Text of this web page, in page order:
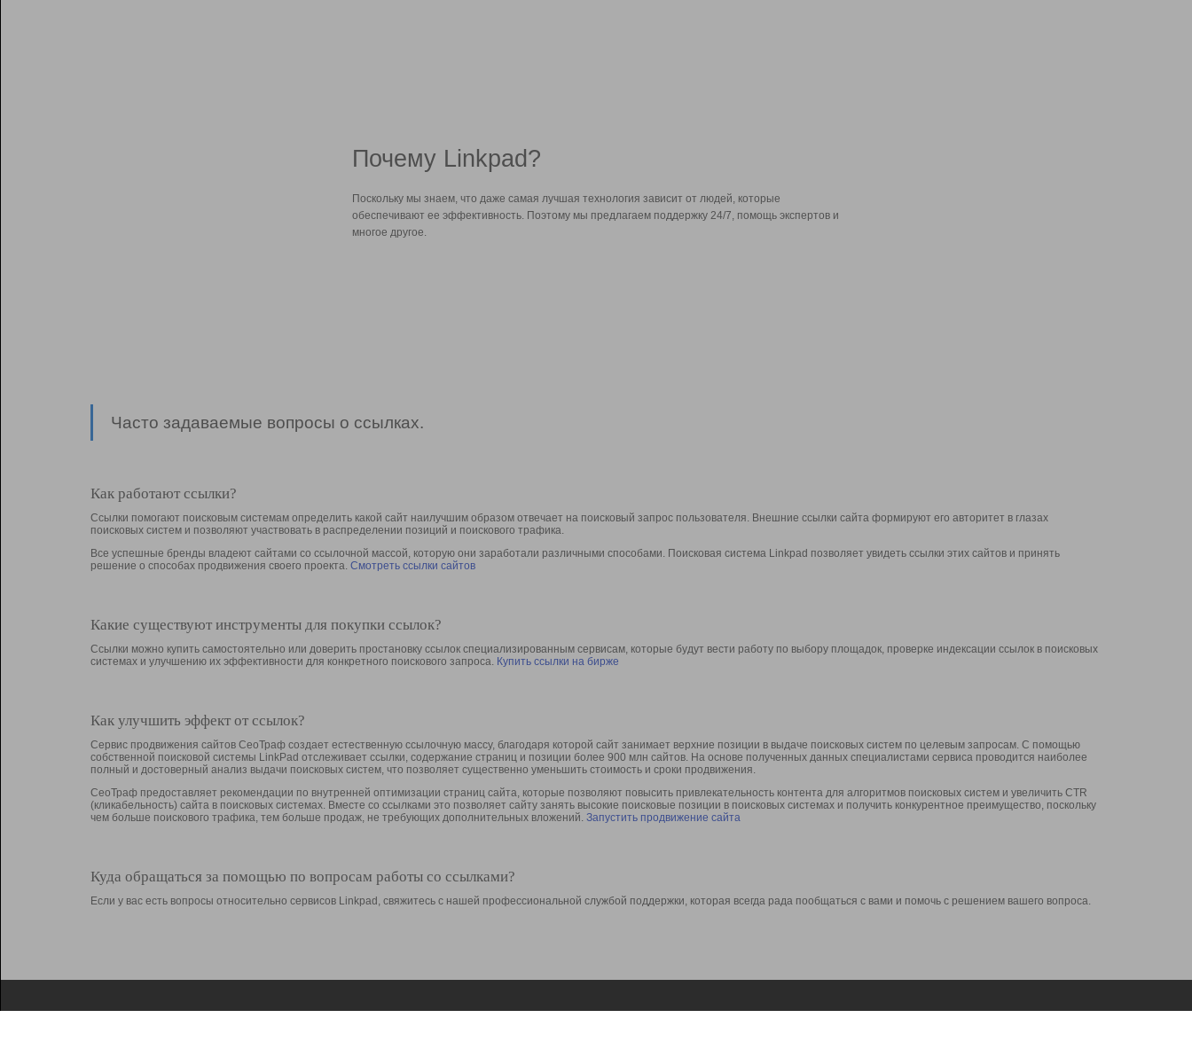
Почему Linkpad?
Поскольку мы знаем, что даже самая лучшая технология зависит от людей, которые
обеспечивают ее эффективность. Поэтому мы предлагаем поддержку 24/7, помощь экспертов и
многое другое.
Часто задаваемые вопросы о ссылках.
Как работают ссылки?
Ссылки помогают поисковым системам определить какой сайт наилучшим образом отвечает на поисковый запрос пользователя. Внешние ссылки сайта формируют его авторитет в глазах
поисковых систем и позволяют участвовать в раcпределении позиций и поискового трафика.
Все успешные бренды владеют сайтами со ссылочной массой, которую они заработали различными способами. Поисковая система Linkpad позволяет увидеть ссылки этих сайтов и принять
решение о способах продвижения своего проекта. Смотреть ссылки сайтов
Какие существуют инструменты для покупки ссылок?
Ссылки можно купить самостоятельно или доверить простановку ссылок специализированным сервисам, которые будут вести работу по выбору площадок, проверке индексации ссылок в поисковых
системах и улучшению их эффективности для конкретного поискового запроса. Купить ссылки на бирже
Как улучшить эффект от ссылок?
Сервис продвижения сайтов СеоТраф создает естественную ссылочную массу, благодаря которой сайт занимает верхние позиции в выдаче поисковых систем по целевым запросам. С помощью
собственной поисковой системы LinkPad отслеживает ссылки, содержание страниц и позиции более 900 млн сайтов. На основе полученных данных специалистами сервиса проводится наиболее
полный и достоверный анализ выдачи поисковых систем, что позволяет существенно уменьшить стоимость и сроки продвижения.
СеоТраф предоставляет рекомендации по внутренней оптимизации страниц сайта, которые позволяют повысить привлекательность контента для алгоритмов поисковых систем и увеличить CTR
(кликабельность) сайта в поисковых системах. Вместе со ссылками это позволяет сайту занять высокие поисковые позиции в поисковых системах и получить конкурентное преимущество, поскольку
чем больше поискового трафика, тем больше продаж, не требующих дополнительных вложений. Запустить продвижение сайта
Куда обращаться за помощью по вопросам работы со ссылками?
Если у вас есть вопросы относительно сервисов Linkpad, свяжитесь с нашей профессиональной службой поддержки, которая всегда рада пообщаться с вами и помочь с решением вашего вопроса.